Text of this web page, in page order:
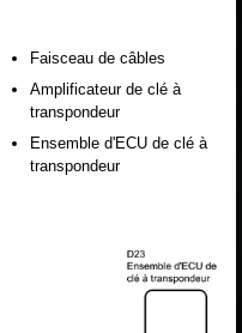
Faisceau de câbles
Amplificateur de clé à
transpondeur
Ensemble d'ECU de clé à
transpondeur